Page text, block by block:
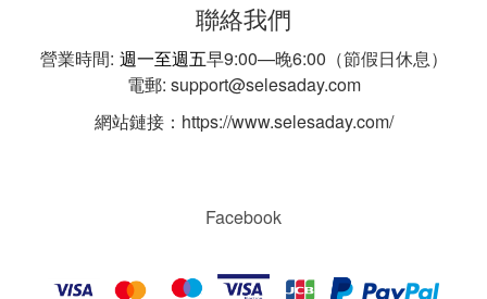
聯絡我們
營業時間: 週一至週五早9:00—晚6:00（節假日休息）
電郵: support@selesaday.com
網站鏈接：https://www.selesaday.com/
Facebook